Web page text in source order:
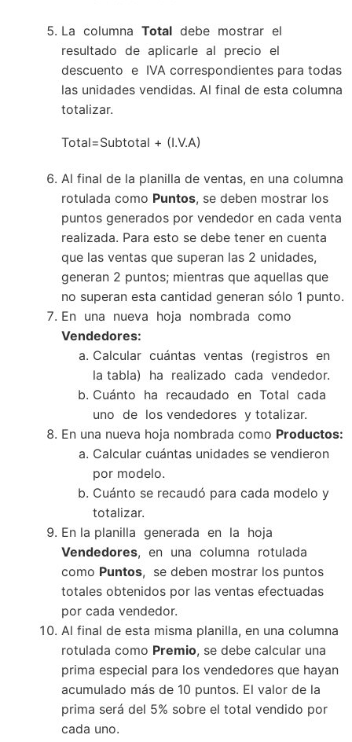
La columna Total debe mostrar el
resultado de aplicarle al precio el
descuento e IVA correspondientes para todas
las unidades vendidas. Al final de esta columna
totalizar.
Total=Subtotal + (I.V.A)
Al final de la planilla de ventas, en una columna
rotulada como Puntos, se deben mostrar los
puntos generados por vendedor en cada venta
realizada. Para esto se debe tener en cuenta
que las ventas que superan las 2 unidades,
generan 2 puntos; mientras que aquellas que
no superan esta cantidad generan sólo 1 punto.
En una nueva hoja nombrada como
Vendedores:
Calcular cuántas ventas (registros en
la tabla) ha realizado cada vendedor.
Cuánto ha recaudado en Total cada
uno de los vendedores y totalizar.
En una nueva hoja nombrada como Productos:
Calcular cuántas unidades se vendieron
por modelo.
Cuánto se recaudó para cada modelo y
totalizar.
En la planilla generada en la hoja
Vendedores, en una columna rotulada
como Puntos, se deben mostrar los puntos
totales obtenidos por las ventas efectuadas
por cada vendedor.
Al final de esta misma planilla, en una columna
rotulada como Premio, se debe calcular una
prima especial para los vendedores que hayan
acumulado más de 10 puntos. El valor de la
prima será del 5% sobre el total vendido por
cada uno.